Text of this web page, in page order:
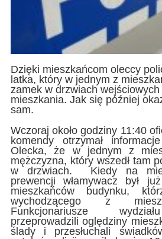
Dzięki mieszkańcom oleccy
latka, który w jednym z
zamek w drzwiach wejściowych
mieszkania. Jak się później
sam.
Wczoraj około godziny 11:40
komendy otrzymał
Olecka, że w jednym z
mężczyzna, który wszedł tam
w drzwiach. Kiedy na
prewencji włamywacz był
mieszkańców budynku,
wychodzącego z
Funkcjonariusze
przeprowadzili oględziny
ślady i przesłuchali